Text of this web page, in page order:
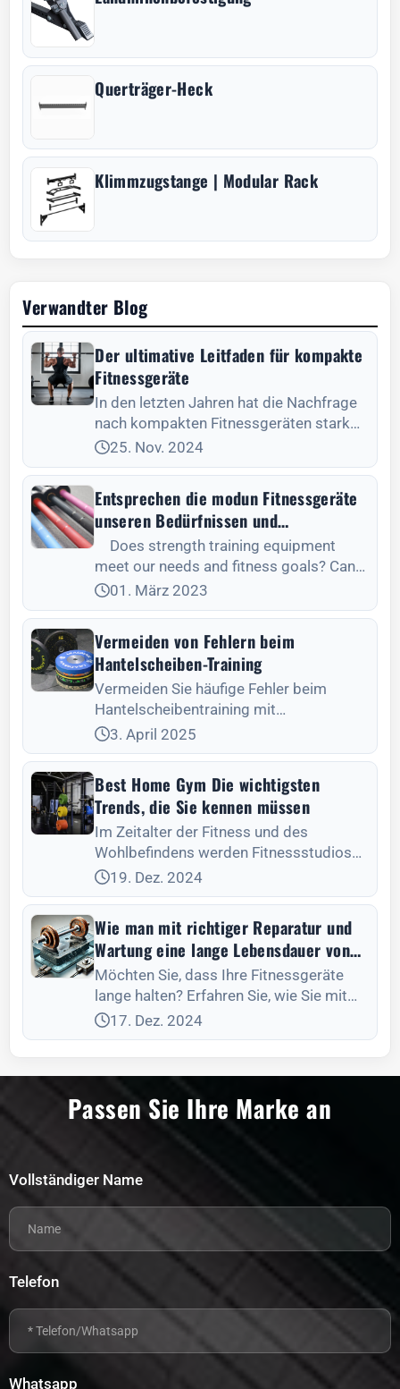
Querträger-Heck
Klimmzugstange | Modular Rack
Verwandter Blog
Der ultimative Leitfaden für kompakte
Fitnessgeräte
In den letzten Jahren hat die Nachfrage
nach kompakten Fitnessgeräten stark
zugenommen, was auf
25. Nov. 2024
Entsprechen die modun Fitnessgeräte
unseren Bedürfnissen und
Fitnesszielen?
Does strength training equipment
meet our needs and fitness goals? Can
you mention if Modun fitness equipment
meets the standards? Modun fitness
01. März 2023
Vermeiden von Fehlern beim
Hantelscheiben-Training
Vermeiden Sie häufige Fehler beim
Hantelscheibentraining mit
Expertentipps für ein sicheres Training
und eine effektive Programmierung.
3. April 2025
Best Home Gym Die wichtigsten
Trends, die Sie kennen müssen
Im Zeitalter der Fitness und des
Wohlbefindens werden Fitnessstudios
zu Hause immer beliebter
19. Dez. 2024
Wie man mit richtiger Reparatur und
Wartung eine lange Lebensdauer von
Fitnessgeräten gewährleistet
Möchten Sie, dass Ihre Fitnessgeräte
lange halten? Erfahren Sie, wie Sie mit
der richtigen Reparatur und Wartung für
eine lange Lebensdauer Ihrer
Ersatzgeräte vermeiden können.
17. Dez. 2024
Passen Sie Ihre Marke an
Vollständiger Name
Telefon
Whatsapp